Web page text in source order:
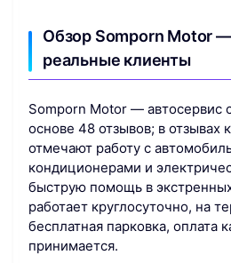
Обзор Somporn Motor —
реальные клиенты
Somporn Motor — автосервис
основе 48 отзывов; в отзывах
отмечают работу с
кондиционерами и
быструю помощь в
работает круглосуточно, на
бесплатная парковка, оплата
принимается.